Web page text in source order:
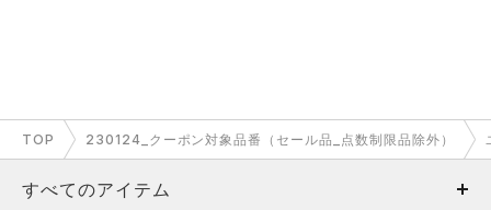
TOP 230124_クーポン対象品番（セール品_点数制限品除外）
すべてのアイテム